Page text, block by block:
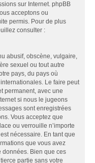
sur Internet. phpBB
acceptons ou
permis. Pour de plus
consulter :
abusif, obscène, vulgaire,
sexuel ou tout autre
pays, du pays où
Le faire peut
permanent, avec une
si nous le jugeons
sont enregistrées
Vous acceptez que
ou verrouille n’importe
nécessaire. En tant que
que vous avez
données. Bien que ces
partie sans votre